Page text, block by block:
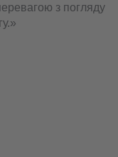
з погляду